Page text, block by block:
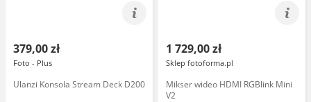
379,00 zł
Foto - Plus
Ulanzi Konsola Stream Deck D200
1 729,00 zł
Sklep fotoforma.pl
Mikser wideo HDMI RGBlink Mini
V2